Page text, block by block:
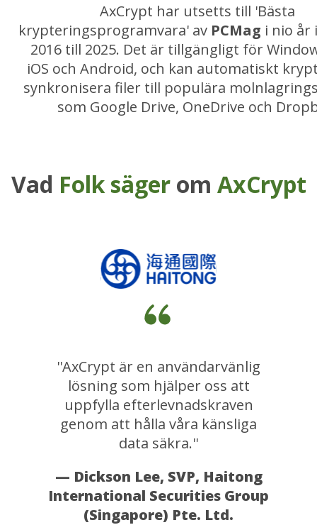
AxCrypt har utsetts till 'Bästa
krypteringsprogramvara' av PCMag i nio år
2016 till 2025. Det är tillgängligt för
iOS och Android, och kan automatiskt
synkronisera filer till populära
som Google Drive, OneDrive och
Vad Folk sägerom AxCrypt
''AxCrypt är en användarvänlig
lösning som hjälper oss att
uppfylla efterlevnadskraven
genom att hålla våra känsliga
data säkra.''
— Dickson Lee, SVP, Haitong
International Securities Group
(Singapore) Pte. Ltd.